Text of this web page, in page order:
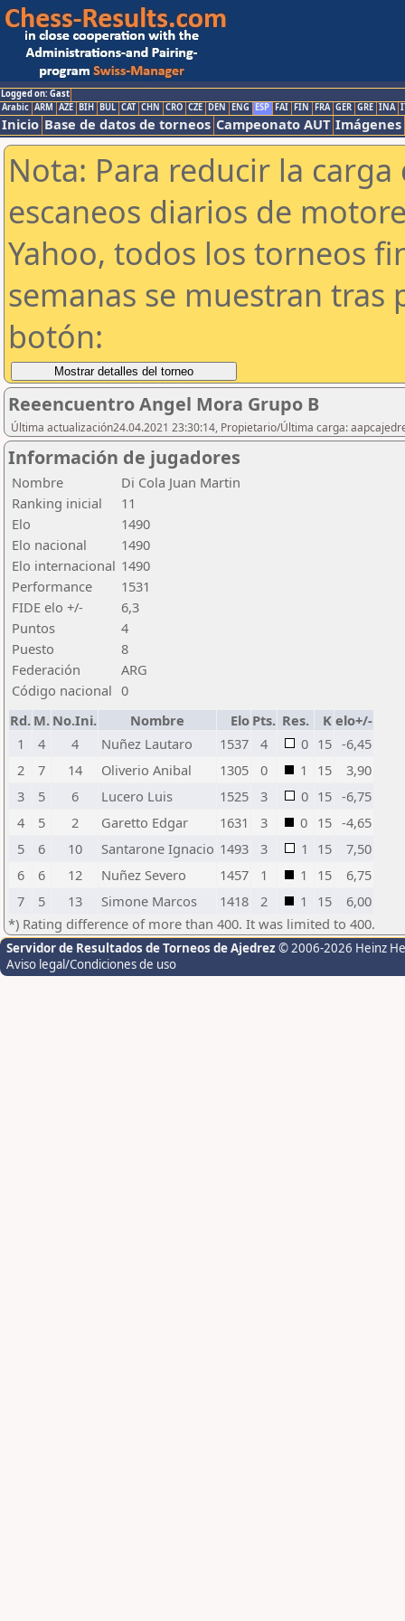
Logged on: Gast
Arabic ARM AZE BIH BUL CAT CHN CRO CZE DEN ENG ESP FAI FIN FRA GER GRE INA
Inicio Base de datos de torneos Campeonato AUT Imágenes
Nota: Para reducir la
escaneos diarios de
Yahoo, todos los torneos
semanas se muestran tras
botón:
Reeencuentro Angel Mora Grupo B
Última actualización24.04.2021 23:30:14, Propietario/Última carga:
Información de jugadores
Nombre
Di Cola Juan Martin
Ranking inicial
11
Elo
1490
Elo nacional
1490
Elo internacional 1490
Performance
1531
FIDE elo +/-
6,3
Puntos
4
Puesto
8
Federación
ARG
Código nacional 0
Rd. M. No.Ini. Nombre Elo Pts. Res. K elo+/-
1
4 4 Nuñez Lautaro 1537 4 0 15 -6,45
2
7 14 Oliverio Anibal 1305 0 1 15
3,90
3
5 6 Lucero Luis 1525 3 0 15 -6,75
4
5 2 Garetto Edgar 1631 3 0 15 -4,65
5
6 10 Santarone Ignacio 1493 3 1 15
7,50
6
6 12 Nuñez Severo 1457 1 1 15
6,75
7
5 13 Simone Marcos 1418 2 1 15
6,00
*) Rating difference of more than 400. It was limited to 400.
Servidor de Resultados de Torneos de Ajedrez © 2006-2026 Heinz
Aviso legal/Condiciones de uso